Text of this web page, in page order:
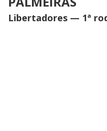
Libertadores — 1ª